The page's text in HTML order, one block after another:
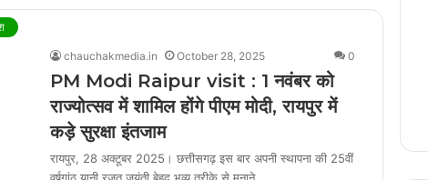
chauchakmedia.in October 28, 2025 0
PM Modi Raipur visit : 1 नवंबर को
राज्योत्सव में शामिल होंगे पीएम मोदी, रायपुर में
कड़े सुरक्षा इंतजाम
रायपुर, 28 अक्टूबर 2025। छत्तीसगढ़ इस बार अपनी स्थापना की 25वीं